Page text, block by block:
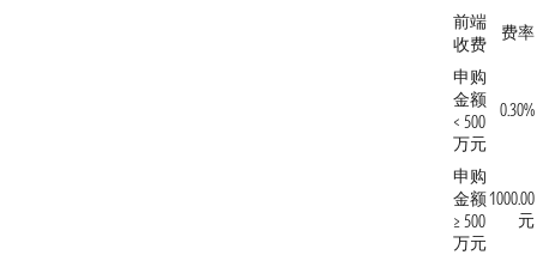
前端
收费
费率
申购
金额
< 500
万元
0.30%
申购
金额
≥ 500
万元
1000.00
元